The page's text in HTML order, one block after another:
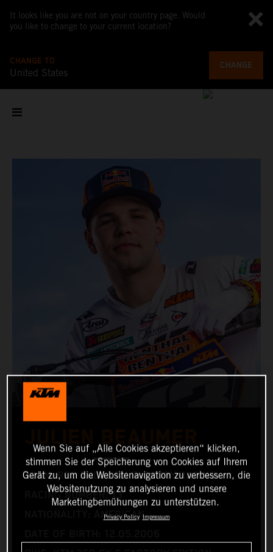
It looks like you are not on your country page. Would
you like to change to your current location?
CHANGE TO
United States
CHANGE
JULIEN BEAUMER
TEAM: RED BULL KTM FACTORY RACING
RACING NUMBER: 13
NATIONALITY: AMERICAN
Wenn Sie auf „Alle Cookies akzeptieren“ klicken,
stimmen Sie der Speicherung von Cookies auf Ihrem
Gerät zu, um die Websitenavigation zu verbessern, die
Websitenutzung zu analysieren und unsere
Marketingbemühungen zu unterstützen.
Privacy Policy Impressum